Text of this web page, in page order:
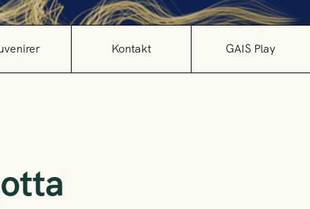
Kontakt GAIS Play